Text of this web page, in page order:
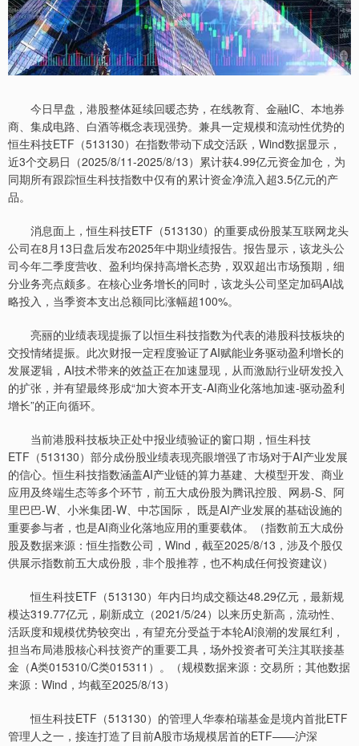
今日早盘，港股整体延续回暖态势，在线教育、金融IC、本地券
商、集成电路、白酒等概念表现强势。兼具一定规模和流动性优势的
恒生科技ETF（513130）在指数带动下成交活跃，Wind数据显示，
近3个交易日（2025/8/11-2025/8/13）累计获4.99亿元资金加仓，为
同期所有跟踪恒生科技指数中仅有的累计资金净流入超3.5亿元的产
品。
消息面上，恒生科技ETF（513130）的重要成份股某互联网龙头
公司在8月13日盘后发布2025年中期业绩报告。报告显示，该龙头公
司今年二季度营收、盈利均保持高增长态势，双双超出市场预期，细
分业务亮点颇多。在核心业务增长的同时，该龙头公司坚定加码AI战
略投入，当季资本支出总额同比涨幅超100%。
亮丽的业绩表现提振了以恒生科技指数为代表的港股科技板块的
交投情绪提振。此次财报一定程度验证了AI赋能业务驱动盈利增长的
发展逻辑，AI技术带来的效益正在加速显现，从而激励行业研发投入
的扩张，并有望最终形成“加大资本开支-AI商业化落地加速-驱动盈利
增长”的正向循环。
当前港股科技板块正处中报业绩验证的窗口期，恒生科技
ETF（513130）部分成份股业绩表现亮眼增强了市场对于AI产业发展
的信心。恒生科技指数涵盖AI产业链的算力基建、大模型开发、商业
应用及终端生态等多个环节，前五大成份股为腾讯控股、网易-S、阿
里巴巴-W、小米集团-W、中芯国际， 既是AI产业发展的基础设施的
重要参与者，也是AI商业化落地应用的重要载体。（指数前五大成份
股及数据来源：恒生指数公司，Wind，截至2025/8/13，涉及个股仅
供展示指数前五大成份股，非个股推荐，也不构成任何投资建议）
恒生科技ETF（513130）年内日均成交额达48.29亿元，最新规
模达319.77亿元，刷新成立（2021/5/24）以来历史新高，流动性、
活跃度和规模优势较突出，有望充分受益于本轮AI浪潮的发展红利，
担当布局港股核心科技资产的重要工具，场外投资者可关注其联接基
金（A类015310/C类015311）。（规模数据来源：交易所；其他数据
来源：Wind，均截至2025/8/13）
恒生科技ETF（513130）的管理人华泰柏瑞基金是境内首批ETF
管理人之一，接连打造了目前A股市场规模居首的ETF——沪深